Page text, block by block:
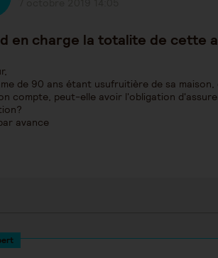
en charge la totalite de cette
de 90 ans étant usufruitière de sa
compte, peut-elle avoir l'obligation
avance